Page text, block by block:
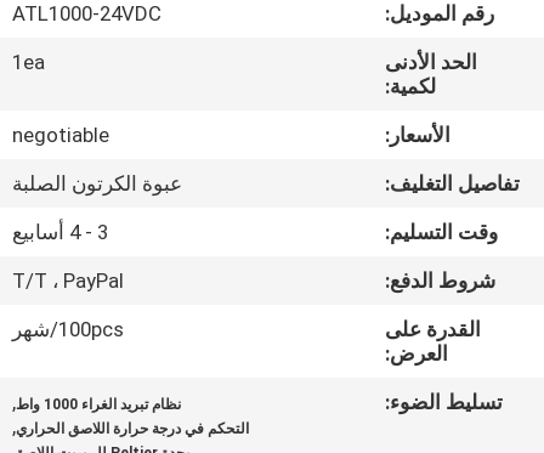
جولة
المعمل
ضبط
الجودة
اتصل
رقم الموديل:
ATL1000-24VDC
الحد الأدنى
لكمية:
1ea
الأسعار:
negotiable
تفاصيل التغليف:
عبوة الكرتون الصلبة
وقت التسليم:
3 - 4 أسابيع
شروط الدفع:
T/T ، PayPal
القدرة على
العرض:
100pcs/شهر
تسليط الضوء: نظام تبريد الغراء 1000 واط ,
التحكم في درجة حرارة اللاصق الحراري,